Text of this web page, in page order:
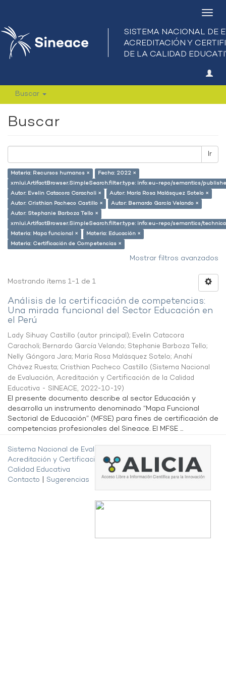
Buscar
Buscar
Ir
Materia: Recursos humanos ×
Fecha: 2022 ×
xmlui.ArtifactBrowser.SimpleSearch.filter.type: info:eu-repo/semantics/
Autor: Evelin Catacora Caracholi ×
Autor: María Rosa Malásquez Sotelo ×
Autor: Cristhian Pacheco Castillo ×
Autor: Bernardo García Velando ×
Autor: Stephanie Barboza Tello ×
xmlui.ArtifactBrowser.SimpleSearch.filter.type: info:eu-repo/semantics/
Materia: Mapa funcional ×
Materia: Educación ×
Materia: Certificación de Competencias ×
Mostrar filtros avanzados
Mostrando ítems 1-1 de 1
Análisis de la certificación de competencias:
Una mirada funcional del Sector Educación en
el Perú
Lady Sihuay Castillo (autor principal); Evelin Catacora
Caracholi; Bernardo García Velando; Stephanie Barboza Tello;
Nelly Góngora Jara; María Rosa Malásquez Sotelo; Anahí
Chávez Ruesta; Cristhian Pacheco Castillo (Sistema Nacional
de Evaluación, Acreditación y Certificación de la Calidad
Educativa - SINEACE, 2022-10-19)
El presente documento describe al sector Educación y
desarrolla un instrumento denominado “Mapa Funcional
Sectorial de Educación” (MFSE) para fines de certificación de
competencias profesionales del Sineace. El MFSE ...
Sistema Nacional de Evaluación,
Acreditación y Certificación de la
Calidad Educativa
Contacto
Sugerencias